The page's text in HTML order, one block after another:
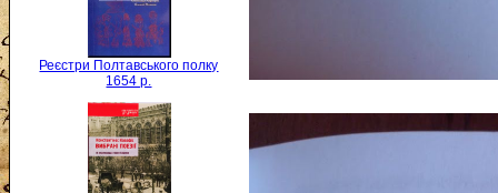
Реєстри Полтавського полку
1654 р.